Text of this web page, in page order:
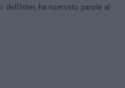
dell’Inter, ha riservato parole al